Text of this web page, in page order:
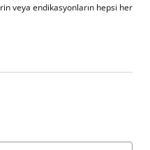
veya endikasyonların hepsi her